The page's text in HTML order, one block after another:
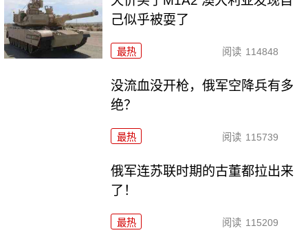
己似乎被耍了
最热 阅读 114848
没流血没开枪，俄军空降兵有多
绝？
最热 阅读 115739
俄军连苏联时期的古董都拉出来
了！
最热 阅读 115209